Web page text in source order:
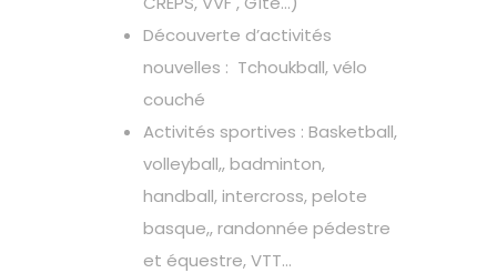
Découverte d’activités
nouvelles : Tchoukball, vélo
couché
Activités sportives : Basketball,
volleyball,, badminton,
handball, intercross, pelote
basque,, randonnée pédestre
et équestre, VTT…